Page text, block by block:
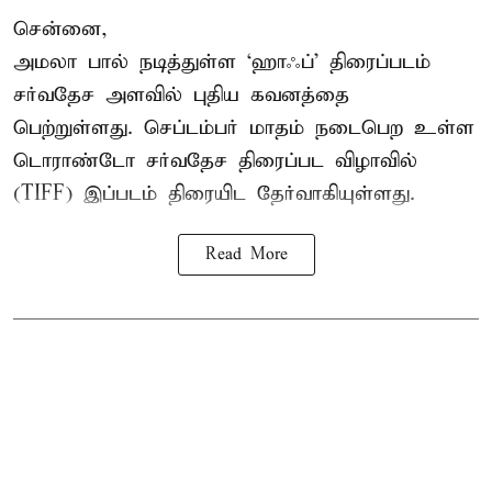
சென்னை,
அமலா பால் நடித்துள்ள ‘ஹாஃப்’ திரைப்படம்
சர்வதேச அளவில் புதிய கவனத்தை
பெற்றுள்ளது. செப்டம்பர் மாதம் நடைபெற உள்ள
டொராண்டோ சர்வதேச திரைப்பட விழாவில்
(TIFF) இப்படம் திரையிட தேர்வாகியுள்ளது.
Read More